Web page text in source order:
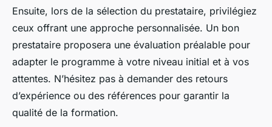
Ensuite, lors de la sélection du prestataire, privilégiez
ceux offrant une approche personnalisée. Un bon
prestataire proposera une évaluation préalable pour
adapter le programme à votre niveau initial et à vos
attentes. N’hésitez pas à demander des retours
d’expérience ou des références pour garantir la
qualité de la formation.